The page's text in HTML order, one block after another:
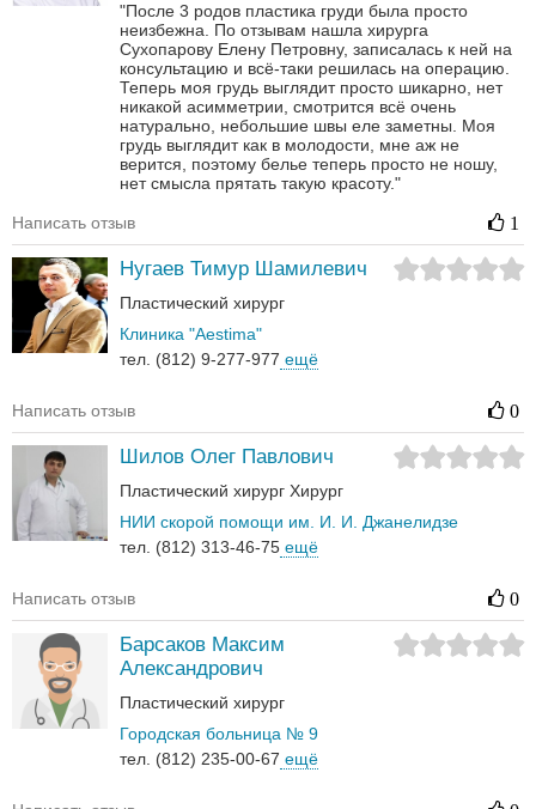
"После 3 родов пластика груди была просто
неизбежна. По отзывам нашла хирурга
Сухопарову Елену Петровну, записалась к ней на
консультацию и всё-таки решилась на операцию.
Теперь моя грудь выглядит просто шикарно, нет
никакой асимметрии, смотрится всё очень
натурально, небольшие швы еле заметны. Моя
грудь выглядит как в молодости, мне аж не
верится, поэтому белье теперь просто не ношу,
нет смысла прятать такую красоту."
Написать отзыв 1
Нугаев Тимур Шамилевич
Пластический хирург
Клиника "Aestima"
тел. (812) 9-277-977 ещё
Написать отзыв 0
Шилов Олег Павлович
Пластический хирург Хирург
НИИ скорой помощи им. И. И. Джанелидзе
тел. (812) 313-46-75 ещё
Написать отзыв 0
Барсаков Максим
Александрович
Пластический хирург
Городская больница № 9
тел. (812) 235-00-67 ещё